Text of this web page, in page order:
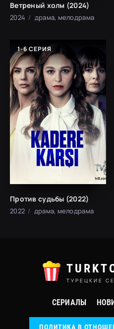
Ветреный холм (2024)
2024 драма, мелодрама
1-6 СЕРИЯ
Против судьбы (2022)
2022 драма, мелодрама
ТУРЕЦКИЕ
СЕРИАЛЫ
ПОЛИТИКА В